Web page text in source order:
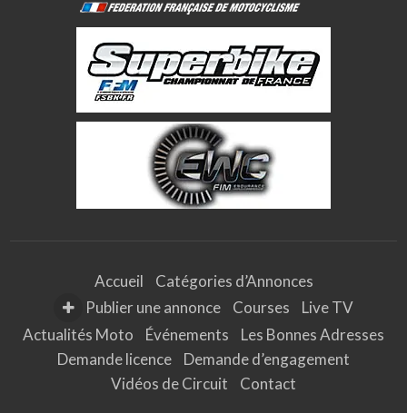
Accueil
Catégories d’Annonces
Publier une annonce
Courses
Live TV
Actualités Moto
Événements
Les Bonnes Adresses
Demande licence
Demande d’engagement
Vidéos de Circuit
Contact